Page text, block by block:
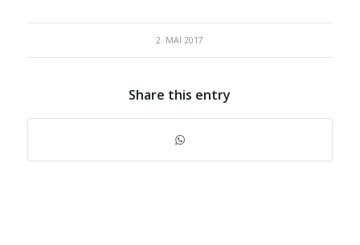
2. MAI 2017
Share this entry